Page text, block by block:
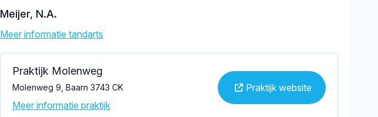
Meijer, N.A.
Meer informatie tandarts
Praktijk Molenweg
Molenweg 9, Baarn 3743 CK
Meer informatie praktijk
Praktijk website